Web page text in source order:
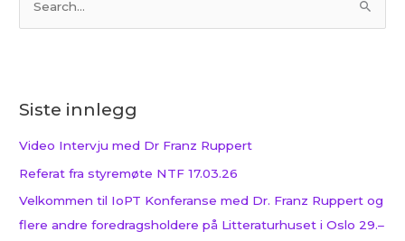
ø
t
r
:
Siste innlegg
Video Intervju med Dr Franz Ruppert
Referat fra styremøte NTF 17.03.26
Velkommen til IoPT Konferanse med Dr. Franz Ruppert og
flere andre foredragsholdere på Litteraturhuset i Oslo 29.–